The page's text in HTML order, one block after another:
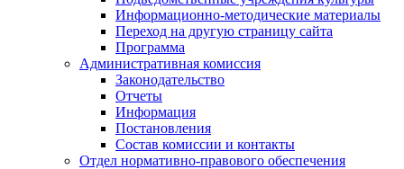
Информационно-методические материалы
Переход на другую страницу сайта
Программа
Административная комиссия
Законодательство
Отчеты
Информация
Постановления
Состав комиссии и контакты
Отдел нормативно-правового обеспечения